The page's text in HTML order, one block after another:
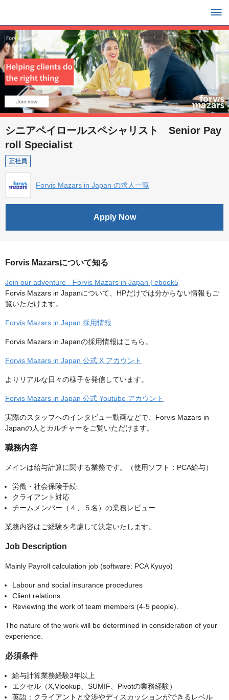
シニアペイロールスペシャリスト Senior Pay
roll Specialist
正社員
Forvis Mazars in Japan の求人一覧
Apply Now
Forvis Mazarsについて知る
Join our adventure - Forvis Mazars in Japan | ebook5
Forvis Mazars in Japanについて、HPだけでは分からない情報もご
覧いただけます。
Forvis Mazars in Japan 採用情報
Forvis Mazars in Japanの採用情報はこちら。
Forvis Mazars in Japan 公式 X アカウント
よりリアルな日々の様子を発信しています。
Forvis Mazars in Japan 公式 Youtube アカウント
実際のスタッフへのインタビュー動画などで、Forvis Mazars in
Japanの人とカルチャーをご覧いただけます。
職務内容
メインは給与計算に関する業務です。（使用ソフト：PCA給与）
労働・社会保険手続
クライアント対応
チームメンバー（４、５名）の業務レビュー
業務内容はご経験を考慮して決定いたします。
Job Description
Mainly Payroll calculation job (software: PCA Kyuyo)
Labour and social insurance procedures
Client relations
Reviewing the work of team members (4-5 people).
The nature of the work will be determined in consideration of your
experience.
必須条件
給与計算業務経験3年以上
エクセル（X,Vlookup、SUMIF、Pivotの業務経験）
英語：クライアントと交渉やディスカッションができるレベル